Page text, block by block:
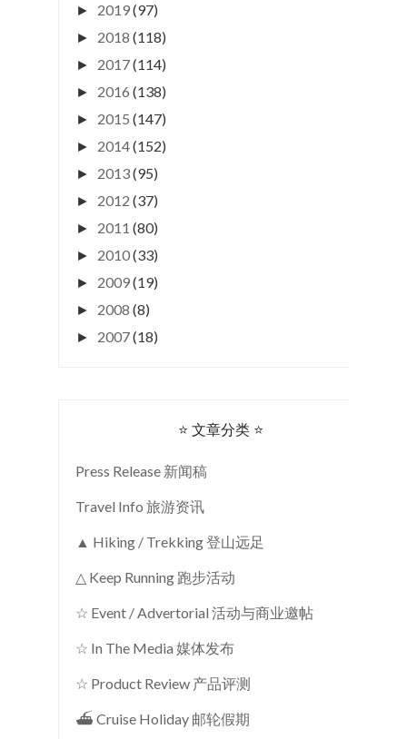
► 2019(97)
► 2018 (118)
► 2017(114)
► 2016 (138)
► 2015 (147)
► 2014(152)
► 2013(95)
► 2012 (37)
► 2011 (80)
► 2010(33)
► 2009(19)
► 2008 (8)
► 2007(18)
⭐ 文章分类 ⭐
Press Release 新闻稿
Travel Info 旅游资讯
▲ Hiking / Trekking 登山远足
△ Keep Running 跑步活动
☆ Event / Advertorial 活动与商业邀帖
☆ In The Media 媒体发布
☆ Product Review 产品评测
⛴ Cruise Holiday 邮轮假期